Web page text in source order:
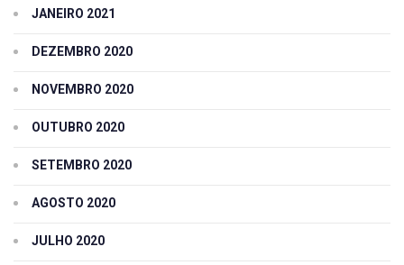
JANEIRO 2021
DEZEMBRO 2020
NOVEMBRO 2020
OUTUBRO 2020
SETEMBRO 2020
AGOSTO 2020
JULHO 2020